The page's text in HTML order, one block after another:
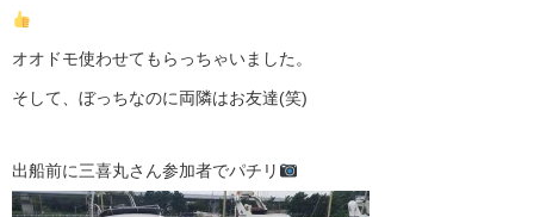
オオドモ使わせてもらっちゃいました。
そして、ぼっちなのに両隣はお友達(笑)
出船前に三喜丸さん参加者でパチリ